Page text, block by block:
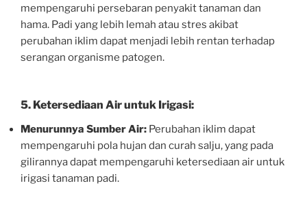
mempengaruhi persebaran penyakit tanaman dan
hama. Padi yang lebih lemah atau stres akibat
perubahan iklim dapat menjadi lebih rentan terhadap
serangan organisme patogen.
5. Ketersediaan Air untuk Irigasi:
Menurunnya Sumber Air: Perubahan iklim dapat
mempengaruhi pola hujan dan curah salju, yang pada
gilirannya dapat mempengaruhi ketersediaan air untuk
irigasi tanaman padi.